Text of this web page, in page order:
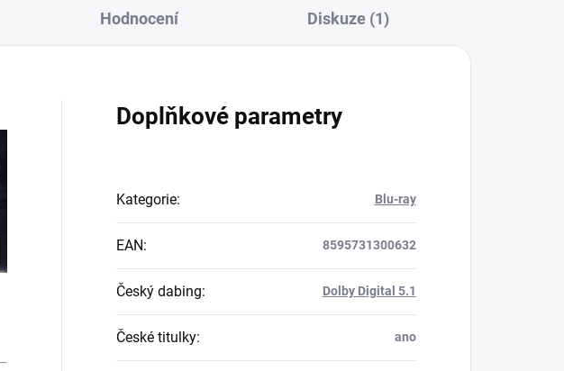
Hodnocení Diskuze (1)
Doplňkové parametry
Kategorie: Blu-ray
EAN: 8595731300632
Český dabing: Dolby Digital 5.1
České titulky: ano